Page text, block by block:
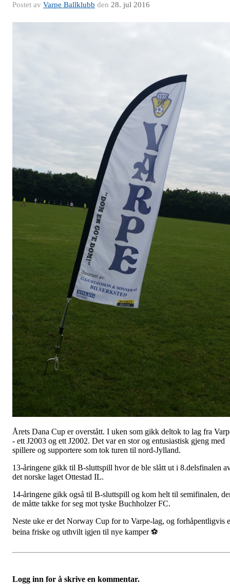
Postet av Varpe Ballklubb den 28. jul 2016
Årets Dana Cup er overstått. I uken som gikk deltok to lag fra
- ett J2003 og ett J2002. Det var en stor og entusiastisk gjeng med
spillere og supportere som tok turen til nord-Jylland.
13-åringene gikk til B-sluttspill hvor de ble slått ut i 8.delsfinalen
det norske laget Ottestad IL.
14-åringene gikk også til B-sluttspill og kom helt til semifinalen,
de måtte takke for seg mot tyske Buchholzer FC.
Neste uke er det Norway Cup for to Varpe-lag, og forhåpentligvis
beina friske og uthvilt igjen til nye kamper ⚽
Logg inn for å skrive en kommentar.